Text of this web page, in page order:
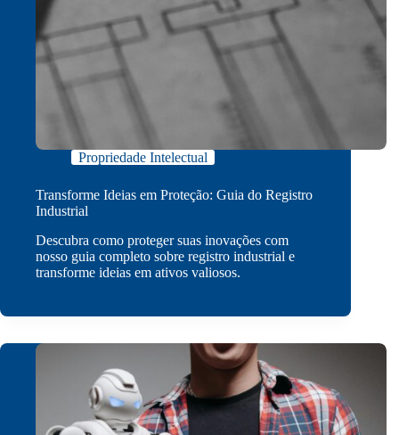
Propriedade Intelectual
Transforme Ideias em Proteção: Guia do Registro
Industrial
Descubra como proteger suas inovações com
nosso guia completo sobre registro industrial e
transforme ideias em ativos valiosos.